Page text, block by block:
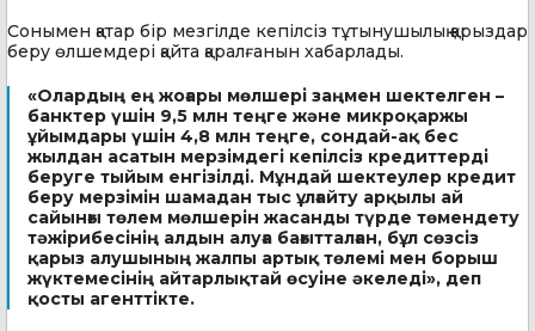
Сонымен қатар бір мезгілде кепілсіз тұтынушылық қарыздар
беру өлшемдері қайта қаралғанын хабарлады.
«Олардың ең жоғары мөлшері заңмен шектелген –
банктер үшін 9,5 млн теңге және микроқаржы
ұйымдары үшін 4,8 млн теңге, сондай-ақ бес
жылдан асатын мерзімдегі кепілсіз кредиттерді
беруге тыйым енгізілді. Мұндай шектеулер кредит
беру мерзімін шамадан тыс ұлғайту арқылы ай
сайынғы төлем мөлшерін жасанды түрде төмендету
тәжірибесінің алдын алуға бағытталған, бұл сөзсіз
қарыз алушының жалпы артық төлемі мен борыш
жүктемесінің айтарлықтай өсуіне әкеледі», деп
қосты агенттікте.